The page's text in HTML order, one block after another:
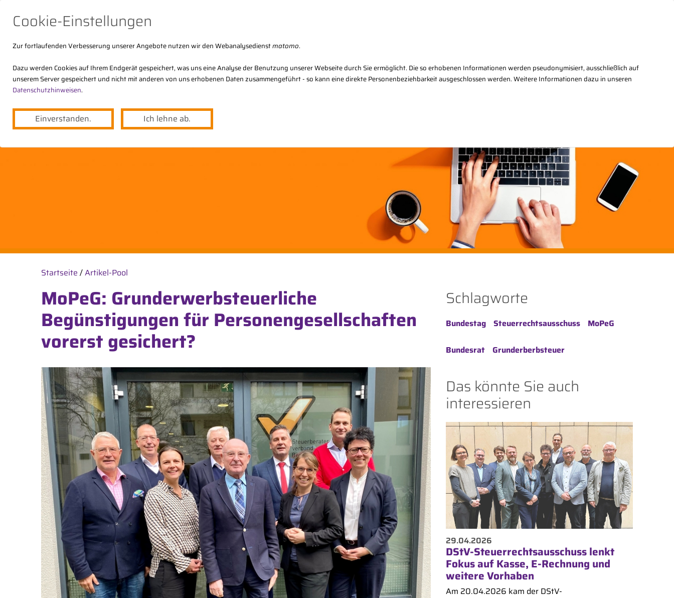
Cookie-Einstellungen
Zur fortlaufenden Verbesserung unserer Angebote nutzen wir den Webanalysedienstmatomo.
Dazu werden Cookies auf Ihrem Endgerät gespeichert, was uns eine Analyse der Benutzung unserer Webseite durch Sie ermöglicht. Die so erhobenen Informationen werden pseudonymisiert, ausschließlich auf
unserem Server gespeichert und nicht mit anderen von uns erhobenen Daten zusammengeführt - so kann eine direkte Personenbeziehbarkeit ausgeschlossen werden. Weitere Informationen dazu in unseren
Datenschutzhinweisen.
Einverstanden. Ich lehne ab.
Der DStV Themen Angebote Regional
Startseite /Artikel-Pool
MoPeG: Grunderwerbsteuerliche
Begünstigungen für Personengesellschaften
vorerst gesichert?
Schlagworte
Bundestag Steuerrechtsausschuss MoPeG
Bundesrat Grunderberbsteuer
Das könnte Sie auch
interessieren
29.04.2026
DStV-Steuerrechtsausschuss lenkt
Fokus auf Kasse, E-Rechnung und
weitere Vorhaben
Am 20.04.2026 kam der DStV-